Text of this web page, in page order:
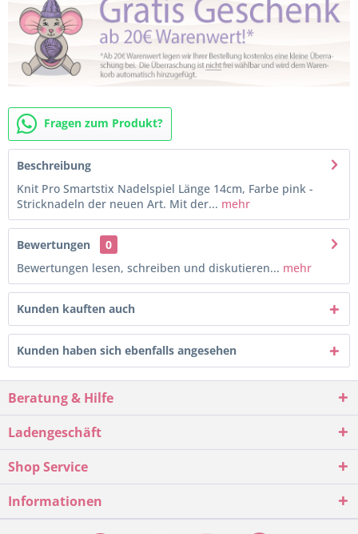
Fragen zum Produkt?
Beschreibung
Knit Pro Smartstix Nadelspiel Länge 14cm, Farbe pink -
Stricknadeln der neuen Art. Mit der... mehr
Bewertungen
0
Bewertungen lesen, schreiben und diskutieren... mehr
Kunden kauften auch
Kunden haben sich ebenfalls angesehen
Beratung & Hilfe
Ladengeschäft
Shop Service
Informationen